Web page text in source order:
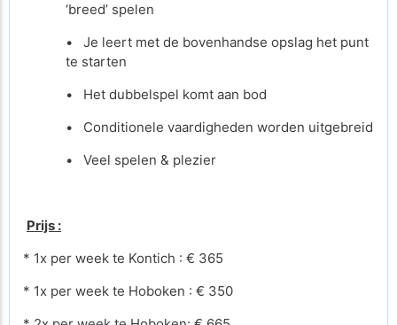
‘breed’ spelen
• Je leert met de bovenhandse opslag het punt
te starten
• Het dubbelspel komt aan bod
• Conditionele vaardigheden worden uitgebreid
• Veel spelen & plezier
Prijs :
* 1x per week te Kontich : € 365
* 1x per week te Hoboken : € 350